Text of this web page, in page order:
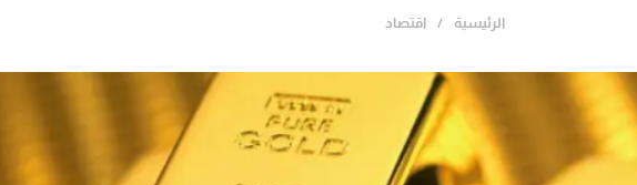
الرئيسية اقتصاد